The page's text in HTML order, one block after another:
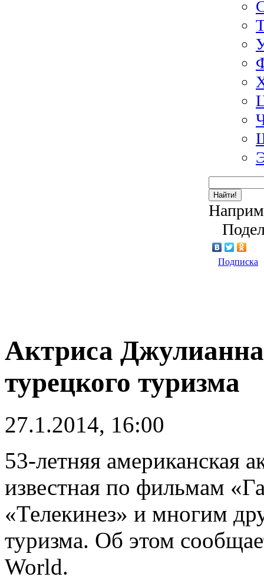
Найти!
Подписка
Актриса
турецкого туризма
27.1.2014, 16:00
53-летняя американская
известная по фильмам
«Телекинез» и многим
туризма. Об этом
World.